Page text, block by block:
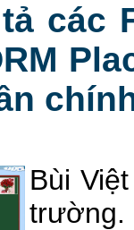
các
Bùi
trường.